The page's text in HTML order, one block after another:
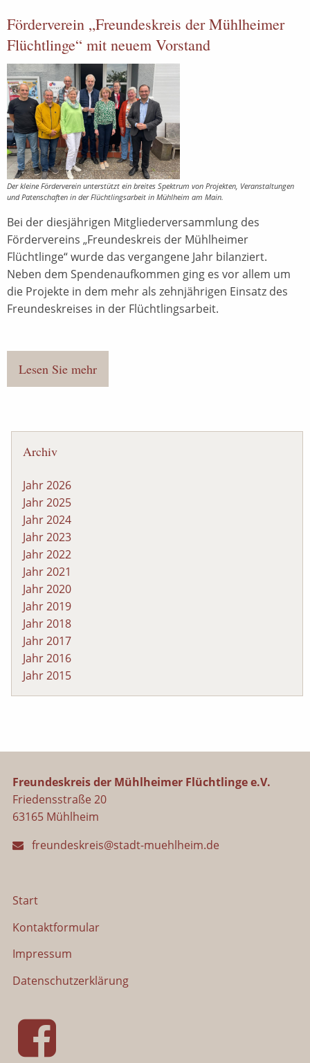
Förderverein „Freundeskreis der Mühlheimer
Flüchtlinge“ mit neuem Vorstand
Der kleine Förderverein unterstützt ein breites Spektrum von Projekten, Veranstaltungen
und Patenschaften in der Flüchtlingsarbeit in Mühlheim am Main.
Bei der diesjährigen Mitgliederversammlung des
Fördervereins „Freundeskreis der Mühlheimer
Flüchtlinge“ wurde das vergangene Jahr bilanziert.
Neben dem Spendenaufkommen ging es vor allem um
die Projekte in dem mehr als zehnjährigen Einsatz des
Freundeskreises in der Flüchtlingsarbeit.
Lesen Sie mehr
Archiv
Jahr 2026
Jahr 2025
Jahr 2024
Jahr 2023
Jahr 2022
Jahr 2021
Jahr 2020
Jahr 2019
Jahr 2018
Jahr 2017
Jahr 2016
Jahr 2015
Freundeskreis der Mühlheimer Flüchtlinge e.V.
Friedensstraße 20
63165 Mühlheim
freundeskreis@stadt-muehlheim.de
Start
Kontaktformular
Impressum
Datenschutzerklärung